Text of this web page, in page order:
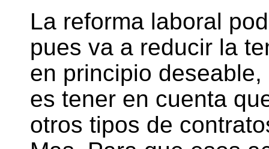
La reforma laboral
pues va a reducir la
en principio
es tener en cuenta
otros tipos de